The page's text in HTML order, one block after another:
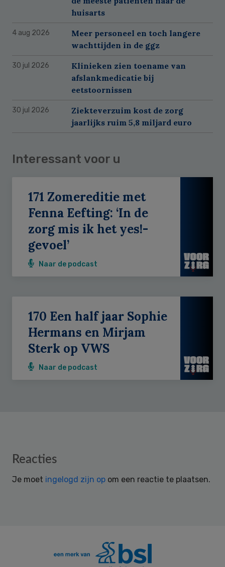
huisarts
4 aug 2026
Meer personeel en toch langere
wachttijden in de ggz
30 jul 2026
Klinieken zien toename van
afslankmedicatie bij
eetstoornissen
30 jul 2026
Ziekteverzuim kost de zorg
jaarlijks ruim 5,8 miljard euro
Interessant voor u
171 Zomereditie met
Fenna Eefting: ‘In de
zorg mis ik het yes!-
gevoel’
Naar de podcast
170 Een half jaar Sophie
Hermans en Mirjam
Sterk op VWS
Naar de podcast
Reader
Reacties
Je moet ingelogd zijn op om een reactie te plaatsen.